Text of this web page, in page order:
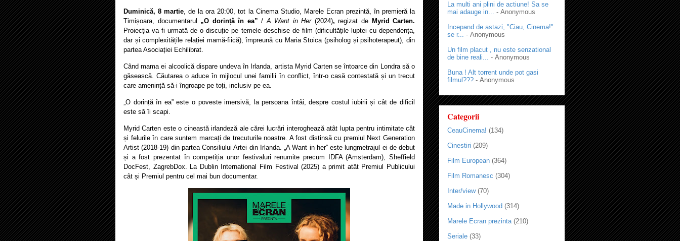
Duminică, 8 martie
de la ora 20:00, tot la Cinema Studio, Marele Ecran prezintă, în premieră la
Timișoara, documentarul „O dorință în ea”/ A Want in Her (2024), regizat de Myrid Carten.
Proiecția va fi urmată de o discuție pe temele deschise de film (dificultățile luptei cu dependența,
dar și complexitățile relației mamă-fiică), împreună cu Maria Stoica (psiholog și psihoterapeut), din
partea Asociației Echilibrat.
Când mama ei alcoolică dispare undeva în Irlanda, artista Myrid Carten se întoarce din Londra să o
găsească. Căutarea o aduce în mijlocul unei familii în conflict, într-o casă contestată și un trecut
care amenință să-i îngroape pe toți, inclusiv pe ea.
„O dorință în ea” este o poveste imersivă, la persoana întâi, despre costul iubirii și cât de dificil
este să îi scapi.
Myrid Carten este o cineastă irlandeză ale cărei lucrări interoghează atât lupta pentru intimitate cât
și felurile în care suntem marcați de trecuturile noastre. A fost distinsă cu premiul Next Generation
Artist (2018-19) din partea Consiliului Artei din Irlanda. „A Want in her” este lungmetrajul ei de debut
și a fost prezentat în competiția unor festivaluri renumite precum IDFA (Amsterdam), Sheffield
DocFest, ZagrebDox. La Dublin International Film Festival (2025) a primit atât Premiul Publicului
cât și Premiul pentru cel mai bun documentar.
La multi ani plini de actiune! Sa se
mai adauge in... - Anonymous
Incepand de astazi, "Ciau, Cinema!"
se r... - Anonymous
Un film placut , nu este senzational
de bine reali... - Anonymous
Buna ! Alt torrent unde pot gasi
filmul??? - Anonymous
Categorii
CeauCinema! (134)
Cinestiri (209)
Film European (364)
Film Romanesc (304)
Inter/view (70)
Made in Hollywood (314)
Marele Ecran prezinta (210)
Seriale (33)